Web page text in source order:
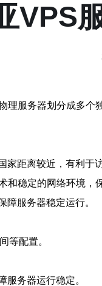
VPS
服务器划分成多
距离较近，有利于
稳定的网络环境，
服务器稳定运行。
等配置。
务器运行稳定。